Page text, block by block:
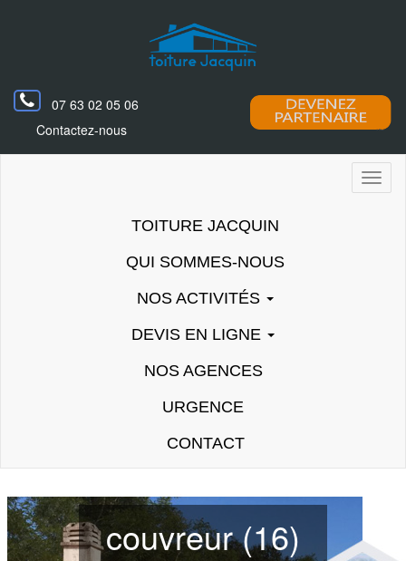
07 63 02 05 06
Contactez-nous
TOITURE JACQUIN
QUI SOMMES-NOUS
NOS ACTIVITÉS
DEVIS EN LIGNE
NOS AGENCES
URGENCE
CONTACT
couvreur (16)